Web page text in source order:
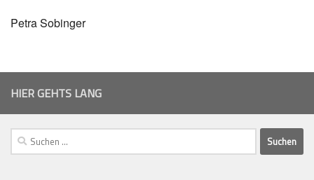
Petra Sobinger
HIER GEHTS LANG
Suchen
nach: